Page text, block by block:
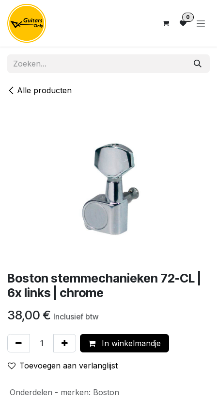
Overslaan naar inhoud
0
Alle producten
Boston stemmechanieken 72-CL |
6x links | chrome
38,00 € Inclusief btw
In winkelmandje
Toevoegen aan verlanglijst
Onderdelen - merken: Boston